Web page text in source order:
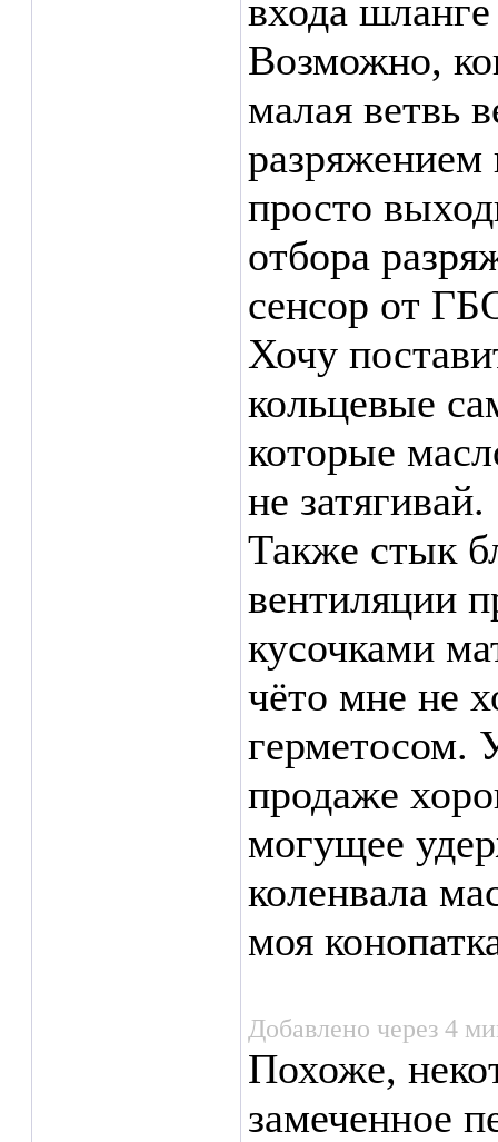
входа
Возможно,
малая ветвь
разряжением
просто
отбора
сенсор от
Хочу
кольцевые
которые
не затягивай.
Также стык
вентиляции
кусочками
чёто мне не
герметосом.
продаже
могущее
коленвала
моя
Добавлено через 4
Похоже,
замеченное